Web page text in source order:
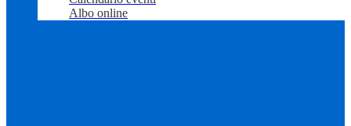
Albo online